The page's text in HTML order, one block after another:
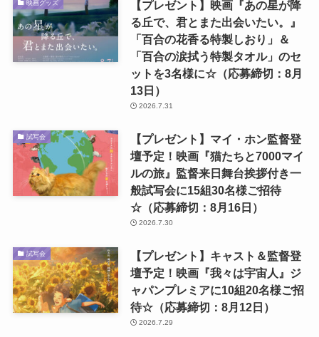
映画グッズ
【プレゼント】映画『あの星が降
る丘で、君とまた出会いたい。』
「百合の花香る特製しおり」＆
「百合の涙拭う特製タオル」のセ
ットを3名様に☆（応募締切：8月
13日）
2026.7.31
試写会
【プレゼント】マイ・ホン監督登
壇予定！映画『猫たちと7000マイ
ルの旅』監督来日舞台挨拶付き一
般試写会に15組30名様ご招待
☆（応募締切：8月16日）
2026.7.30
試写会
【プレゼント】キャスト＆監督登
壇予定！映画『我々は宇宙人』ジ
ャパンプレミアに10組20名様ご招
待☆（応募締切：8月12日）
2026.7.29